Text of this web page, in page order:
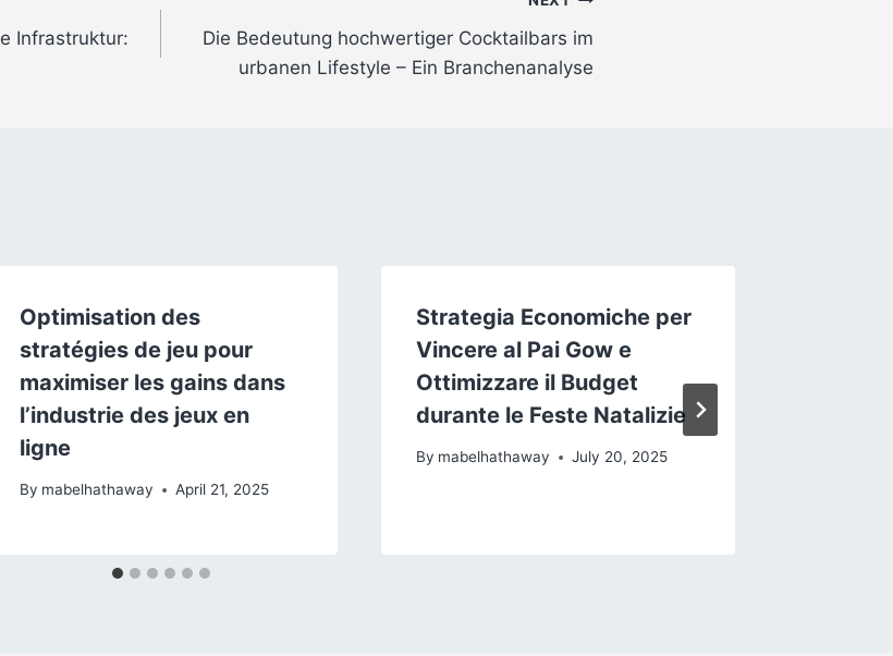
Infrastruktur:
Die Bedeutung hochwertiger Cocktailbars im
urbanen Lifestyle – Ein Branchenanalyse
Optimisation des
stratégies de jeu pour
maximiser les gains dans
l’industrie des jeux en
ligne
By mabelhathaway April 21, 2025
Strategia Economiche per
Vincere al Pai Gow e
Ottimizzare il Budget
durante le Feste Natalizie
By mabelhathaway July 20, 2025